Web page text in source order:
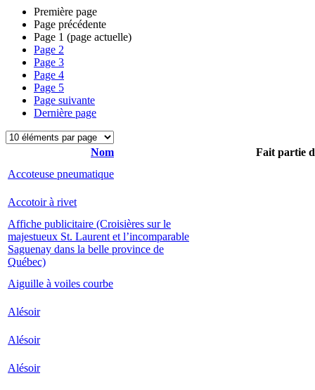
Première page
Page précédente
Page 1 (page actuelle)
Page 2
Page 3
Page 4
Page 5
Page suivante
Dernière page
Nom
Fait partie
Accoteuse pneumatique
Accotoir à rivet
Affiche publicitaire (Croisières sur le
majestueux St. Laurent et l’incomparable
Saguenay dans la belle province de
Québec)
Aiguille à voiles courbe
Alésoir
Alésoir
Alésoir